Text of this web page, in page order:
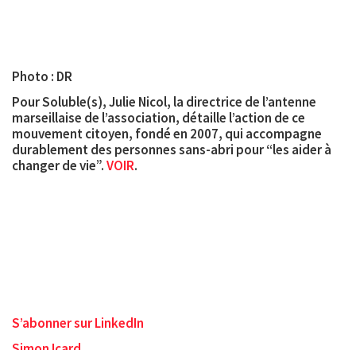
Photo : DR
Pour Soluble(s), Julie Nicol, la directrice de l’antenne
marseillaise de l’association, détaille l’action de ce
mouvement citoyen, fondé en 2007, qui accompagne
durablement des personnes sans-abri pour “les aider à
changer de vie”.VOIR.
S’abonner sur LinkedIn